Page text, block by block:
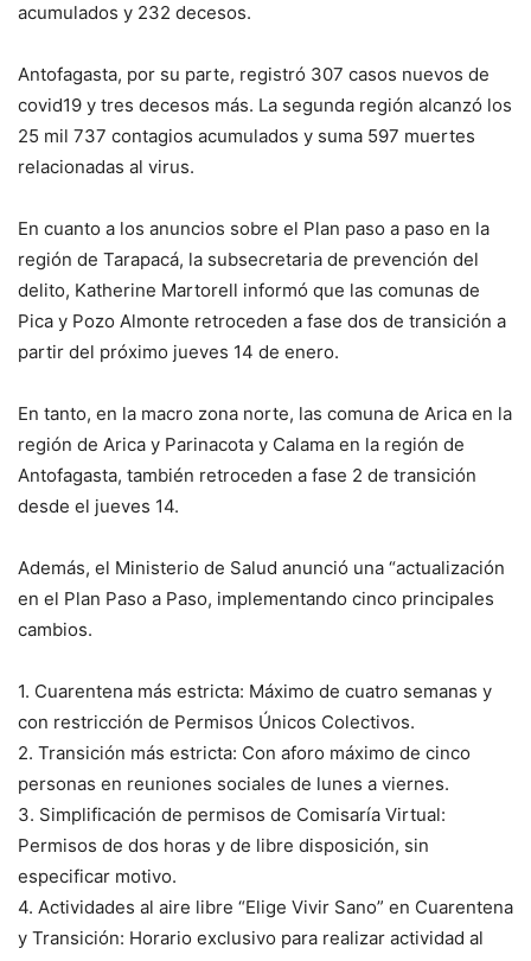
acumulados y 232 decesos.
Antofagasta, por su parte, registró 307 casos nuevos de
covid19 y tres decesos más. La segunda región alcanzó los
25 mil 737 contagios acumulados y suma 597 muertes
relacionadas al virus.
En cuanto a los anuncios sobre el Plan paso a paso en la
región de Tarapacá, la subsecretaria de prevención del
delito, Katherine Martorell informó que las comunas de
Pica y Pozo Almonte retroceden a fase dos de transición a
partir del próximo jueves 14 de enero.
En tanto, en la macro zona norte, las comuna de Arica en la
región de Arica y Parinacota y Calama en la región de
Antofagasta, también retroceden a fase 2 de transición
desde el jueves 14.
Además, el Ministerio de Salud anunció una “actualización
en el Plan Paso a Paso, implementando cinco principales
cambios.
1. Cuarentena más estricta: Máximo de cuatro semanas y
con restricción de Permisos Únicos Colectivos.
2. Transición más estricta: Con aforo máximo de cinco
personas en reuniones sociales de lunes a viernes.
3. Simplificación de permisos de Comisaría Virtual:
Permisos de dos horas y de libre disposición, sin
especificar motivo.
4. Actividades al aire libre “Elige Vivir Sano” en Cuarentena
y Transición: Horario exclusivo para realizar actividad al